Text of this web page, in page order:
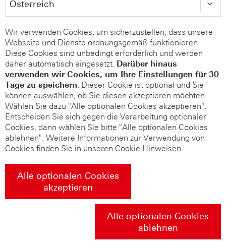
Wir verwenden Cookies, um sicherzustellen, dass unsere
Webseite und Dienste ordnungsgemäß funktionieren.
Diese Cookies sind unbedingt erforderlich und werden
daher automatisch eingesetzt. Darüber hinaus
verwenden wir Cookies, um Ihre Einstellungen für 30
Tage zu speichern. Dieser Cookie ist optional und Sie
können auswählen, ob Sie diesen akzeptieren möchten.
Wählen Sie dazu "Alle optionalen Cookies akzeptieren".
Entscheiden Sie sich gegen die Verarbeitung optionaler
Cookies, dann wählen Sie bitte "Alle optionalen Cookies
ablehnen". Weitere Informationen zur Verwendung von
Cookies finden Sie in unseren Cookie Hinweisen.
Alle optionalen Cookies
akzeptieren
Alle optionalen Cookies
ablehnen